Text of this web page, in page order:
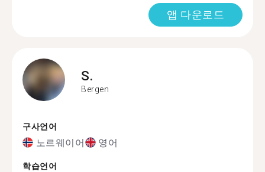
앱 다운로드
S.
Bergen
구사언어
노르웨이어 영어
학습언어